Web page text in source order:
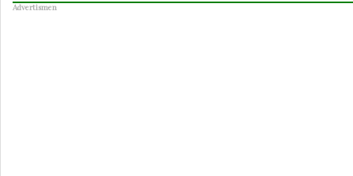
Advertismen